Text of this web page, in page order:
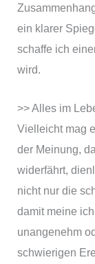
ein klarer
schaffe ich
wird.
>> Alles im
Vielleicht mag
der Meinung,
widerfährt,
nicht nur die
damit meine
unangenehm
schwierigen